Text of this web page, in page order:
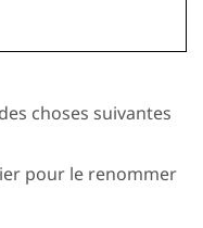
choses suivantes
pour le renommer